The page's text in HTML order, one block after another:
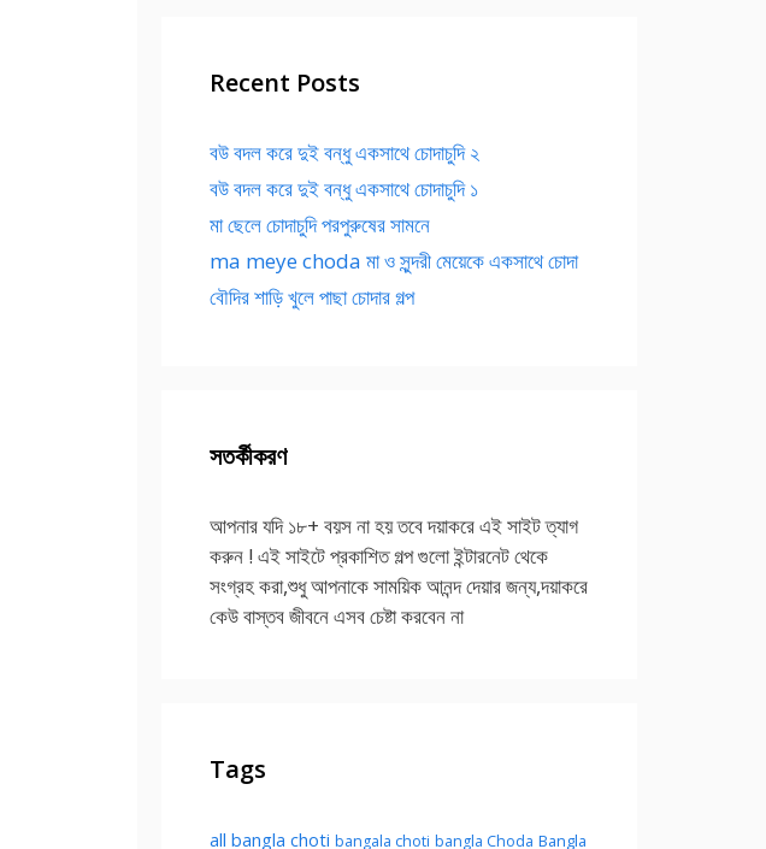
Recent Posts
বউ বদল করে দুই বন্ধু একসাথে চোদাচুদি ২
বউ বদল করে দুই বন্ধু একসাথে চোদাচুদি ১
মা ছেলে চোদাচুদি পরপুরুষের সামনে
ma meye choda মা ও সুন্দরী মেয়েকে একসাথে চোদা
বৌদির শাড়ি খুলে পাছা চোদার গল্প
সতর্কীকরণ
আপনার যদি ১৮+ বয়স না হয় তবে দয়াকরে এই সাইট ত্যাগ
করুন ! এই সাইটে প্রকাশিত গল্প গুলো ইন্টারনেট থেকে
সংগ্রহ করা,শুধু আপনাকে সাময়িক আনন্দ দেয়ার জন্য,দয়াকরে
কেউ বাস্তব জীবনে এসব চেষ্টা করবেন না
Tags
all bangla choti bangala choti bangla Choda Bangla